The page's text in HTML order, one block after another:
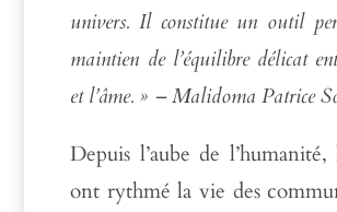
univers. Il constitue un outil
maintien de l’équilibre délicat
et l’âme. » – Malidoma Patrice
Depuis l’aube de
ont rythmé la vie des